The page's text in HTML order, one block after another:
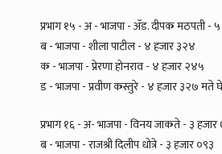
प्रभाग १५ - अ - भाजपा - ॲड. दीपक मठपती -
ब - भाजपा - शीला पाटील - ४ हजार ३२४
क - भाजपा - प्रेरणा होनराव - ४ हजार २४५
ड - भाजपा - प्रवीण कस्तुरे - ४ हजार ३२७
प्रभाग १६ - अ- भाजपा - विनय जाकते - ३
ब - भाजपा - राजश्री दिलीप धोत्रे - ३ हजार ०९३